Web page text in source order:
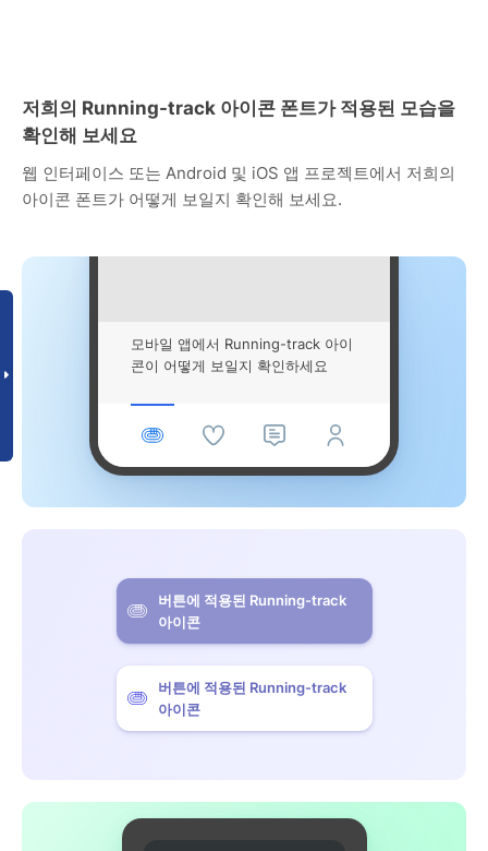
저희의 Running-track 아이콘 폰트가 적용된 모습을
확인해 보세요
웹 인터페이스 또는 Android 및 iOS 앱 프로젝트에서 저희의
아이콘 폰트가 어떻게 보일지 확인해 보세요.
모바일 앱에서 Running-track 아이
콘이 어떻게 보일지 확인하세요
버튼에 적용된 Running-track
아이콘
버튼에 적용된 Running-track
아이콘